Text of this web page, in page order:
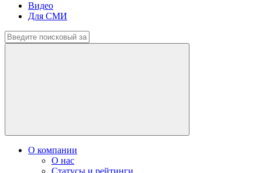
Видео
Для СМИ
О компании
О нас
Статусы и рейтинги